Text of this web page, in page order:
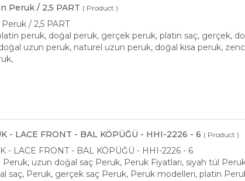
Peruk / 2,5 PART ( Product )
/ 2,5 PART
peruk, doğal peruk, gerçek peruk, platin saç, gerçek,
uzun peruk, naturel uzun peruk, doğal kısa peruk,
- LACE FRONT - BAL KÖPÜĞÜ - HHI-2226 - 6 ( Product )
- LACE FRONT - BAL KÖPÜĞÜ - HHI-2226 - 6
uzun doğal saç Peruk, Peruk Fiyatları, siyah tül Peruk,
saç, Peruk, gerçek saç Peruk, Peruk modelleri, platin